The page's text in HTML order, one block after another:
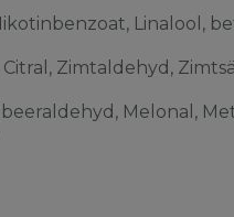
Linalool,
Citral, Zimtaldehyd,
Melonal,